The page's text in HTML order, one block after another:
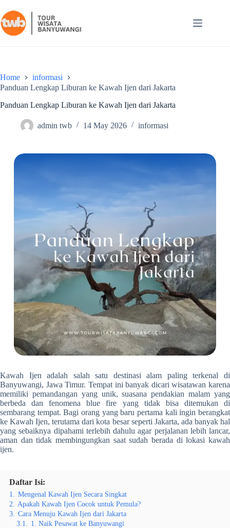
Home
informasi
Panduan Lengkap Liburan ke Kawah Ijen dari Jakarta
Panduan Lengkap Liburan ke Kawah Ijen dari Jakarta
admin twb 14 May 2026 informasi
Kawah Ijen adalah salah satu destinasi alam paling terkenal di
Banyuwangi, Jawa Timur. Tempat ini banyak dicari wisatawan karena
memiliki pemandangan yang unik, suasana pendakian malam yang
berbeda dan fenomena blue fire yang tidak bisa ditemukan di
sembarang tempat. Bagi orang yang baru pertama kali ingin berangkat
ke Kawah Ijen, terutama dari kota besar seperti Jakarta, ada banyak hal
yang sebaiknya dipahami terlebih dahulu agar perjalanan lebih lancar,
aman dan tidak membingungkan saat sudah berada di lokasi kawah
ijen.
Daftar Isi:
1.
Mengenal Kawah Ijen Secara Singkat
2.
Apakah Kawah Ijen Cocok untuk Pemula?
3.
Cara Menuju Kawah Ijen dari Jakarta
3.1.
1. Naik Pesawat ke Banyuwangi